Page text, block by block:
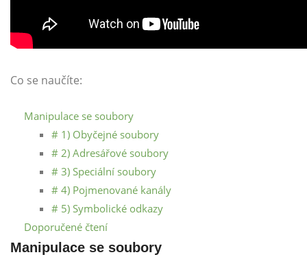
Co se naučíte:
Manipulace se soubory
# 1) Obyčejné soubory
# 2) Adresářové soubory
# 3) Speciální soubory
# 4) Pojmenované kanály
# 5) Symbolické odkazy
Doporučené čtení
Manipulace se soubory